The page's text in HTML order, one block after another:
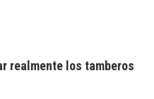
realmente los tamberos